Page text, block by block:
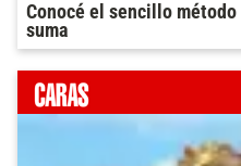
Conocé el sencillo
suma